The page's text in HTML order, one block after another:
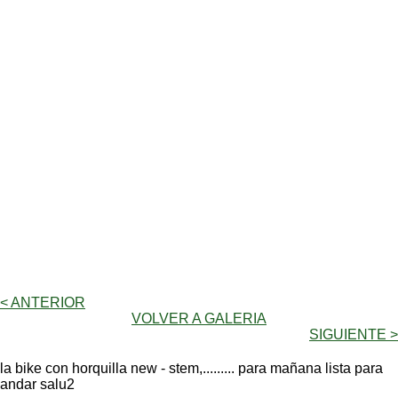
< ANTERIOR
VOLVER A GALERIA
SIGUIENTE >
la bike con horquilla new - stem,......... para mañana lista para
andar salu2